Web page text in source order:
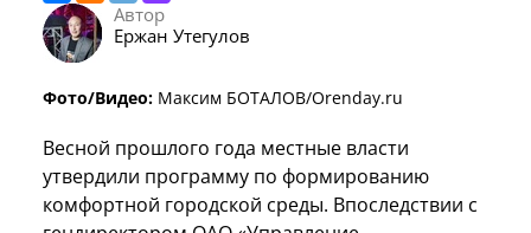
Автор
Ержан Утегулов
Фото/Видео: Максим БОТАЛОВ/Orenday.ru
Весной прошлого года местные власти
утвердили программу по формированию
комфортной городской среды. Впоследствии с